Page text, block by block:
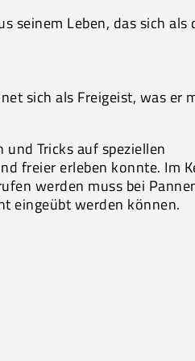
seinem Leben, das sich als
sich als Freigeist, was er
Tricks auf speziellen
freier erleben konnte. Im
werden muss bei
eingeübt werden können.